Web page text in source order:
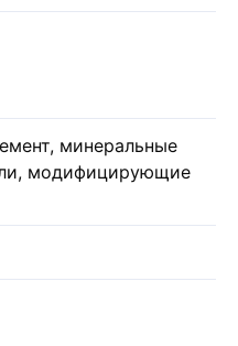
минеральные
модифицирующие